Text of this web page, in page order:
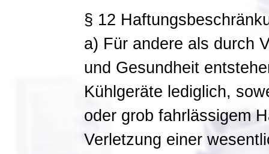
§ 12
a) Für andere als durch
und Gesundheit
Kühlgeräte lediglich,
oder grob fahrlässigem
Verletzung einer